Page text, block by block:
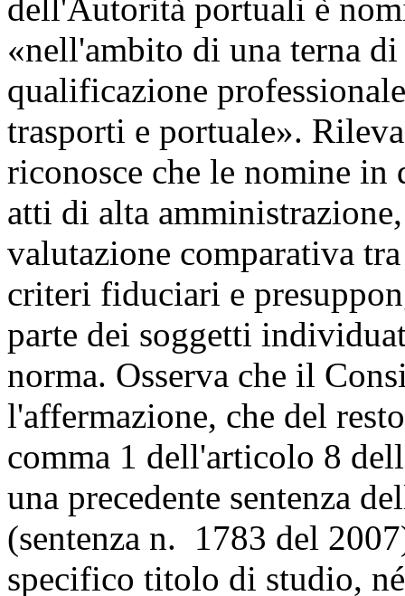
dell'Autorità portuali è
«nell'ambito di una terna
qualificazione
trasporti e portuale».
riconosce che le nomine in
atti di alta
valutazione comparativa
criteri fiduciari e
parte dei soggetti
norma. Osserva che il
l'affermazione, che del
comma 1 dell'articolo 8
una precedente sentenza
(sentenza n. 1783 del
specifico titolo di studio,